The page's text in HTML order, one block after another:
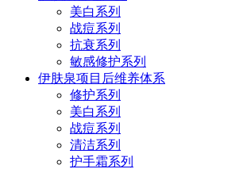
美白系列
战痘系列
抗衰系列
敏感修护系列
伊肤泉项目后维养体系
修护系列
美白系列
战痘系列
清洁系列
护手霜系列